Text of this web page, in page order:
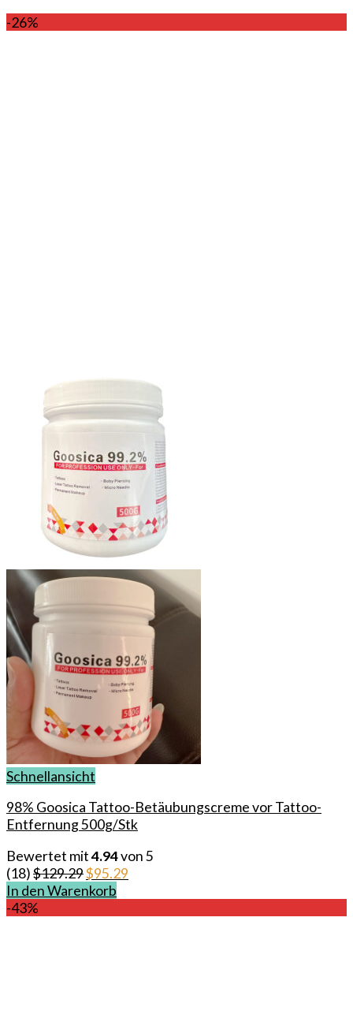
-26%
Schnellansicht
98% Goosica Tattoo-Betäubungscreme vor Tattoo-
Entfernung 500g/Stk
Bewertet mit4.94von 5
(18)$129.29Ursprünglicher
Preis
$95.29
In den Warenkorb
-43%